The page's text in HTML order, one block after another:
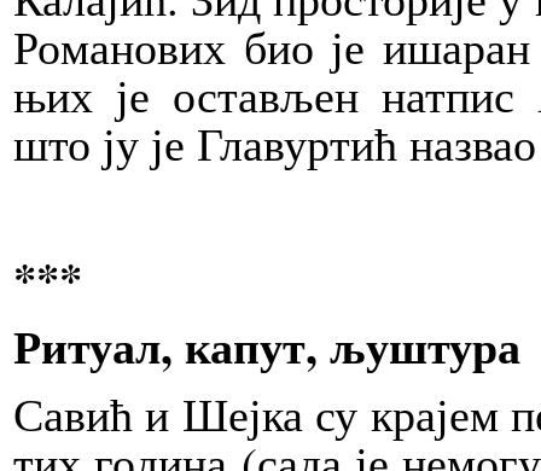
Ро­ма­но­вих био је
њих је оста­вљен нат­пис
што ју је Гла­вур­тић
***
Ри­ту­ал, ка­пут, љу­шту­ра
Са­вић и Шеј­ка су кра­јем